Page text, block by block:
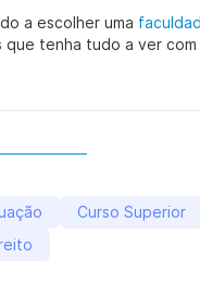
a escolher uma
que tenha tudo a ver
Curso Superior